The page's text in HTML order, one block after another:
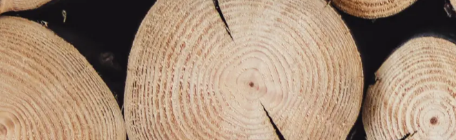
Produkter
Inspiration